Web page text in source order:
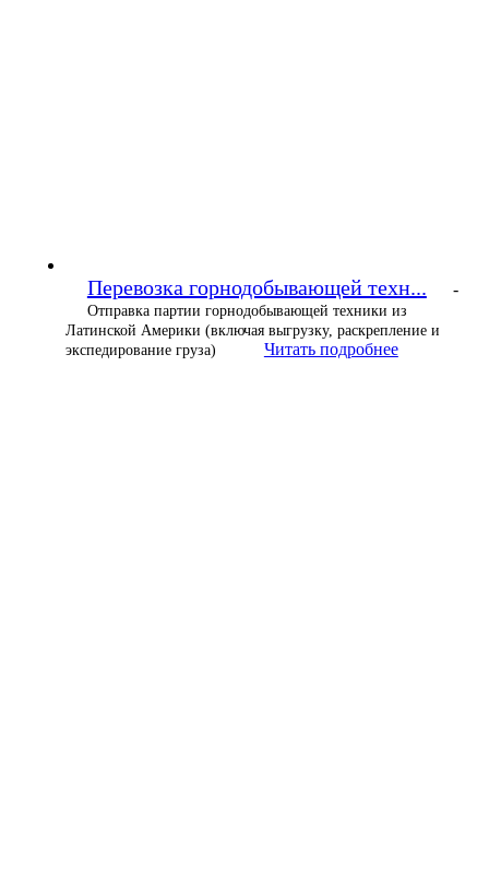
Перевозка горнодобывающей техн... -
Отправка партии горнодобывающей техники из
Латинской Америки (включая выгрузку, раскрепление и
экспедирование груза)
Читать подробнее